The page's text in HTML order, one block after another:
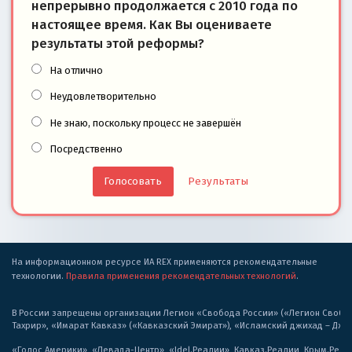
непрерывно продолжается с 2010 года по
настоящее время. Как Вы оцениваете
результаты этой реформы?
На отлично
Неудовлетворительно
Не знаю, поскольку процесс не завершён
Посредственно
Результаты
На информационном ресурсе ИА REX применяются рекомендательные
технологии. Правила применения рекомендательных технологий.
В России запрещены организации Легион «Свобода России» («Легион
Тахрир», «Имарат Кавказ» («Кавказский Эмират»), «Исламский джихад –
«Голос Америки», «Левада-Центр», «Idel.Реалии», Кавказ.Реалии,